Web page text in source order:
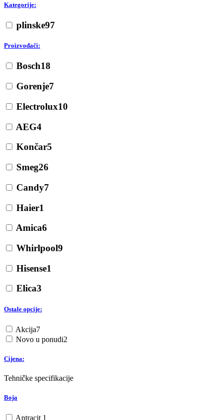
Kategorije:
plinske97
Proizvođači:
Bosch18
Gorenje7
Electrolux10
AEG4
Končar5
Smeg26
Candy7
Haier1
Amica6
Whirlpool9
Hisense1
Elica3
Ostale opcije:
Akcija7
Novo u ponudi2
Cijena:
Tehničke specifikacije
Boja
Antracit 1